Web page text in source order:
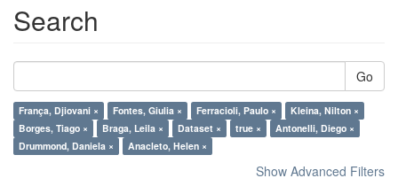
Search
Go
França, Djiovani × Fontes, Giulia × Ferracioli, Paulo ×
Kleina, Nilton ×
Borges, Tiago ×
Braga, Leila × Dataset × true ×
Antonelli, Diego ×
Drummond, Daniela ×
Anacleto, Helen ×
Show Advanced Filters